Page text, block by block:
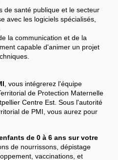
de santé publique et le secteur
avec les logiciels spécialisés,
la communication et de la
capable d'animer un projet
, vous intégrerez l'équipe
de Protection Maternelle
Centre Est. Sous l'autorité
de PMI, vous aurez pour
de 0 à 6 ans sur votre
de nourrissons, dépistage
vaccinations, et